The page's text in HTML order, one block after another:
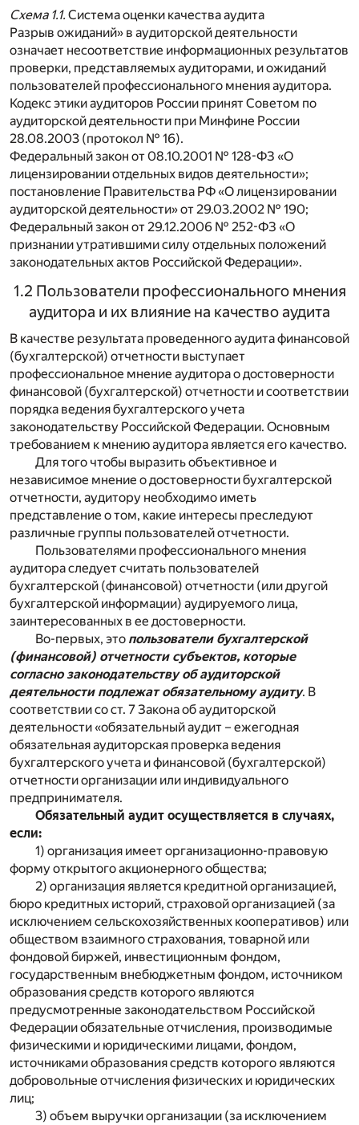
Схема 1.1. Система оценки качества аудита
Разрыв ожиданий» в аудиторской деятельности
означает несоответствие информационных результатов
проверки, представляемых аудиторами, и ожиданий
пользователей профессионального мнения аудитора.
Кодекс этики аудиторов России принят Советом по
аудиторской деятельности при Минфине России
28.08.2003 (протокол № 16).
Федеральный закон от 08.10.2001 № 128-ФЗ «О
лицензировании отдельных видов деятельности»;
постановление Правительства РФ «О лицензировании
аудиторской деятельности» от 29.03.2002 № 190;
Федеральный закон от 29.12.2006 № 252-ФЗ «О
признании утратившими силу отдельных положений
законодательных актов Российской Федерации».
1.2 Пользователи профессионального мнения
аудитора и их влияние на качество аудита
В качестве результата проведенного аудита финансовой
(бухгалтерской) отчетности выступает
профессиональное мнение аудитора о достоверности
финансовой (бухгалтерской) отчетности и соответствии
порядка ведения бухгалтерского учета
законодательству Российской Федерации. Основным
требованием к мнению аудитора является его качество.
Для того чтобы выразить объективное и
независимое мнение о достоверности бухгалтерской
отчетности, аудитору необходимо иметь
представление о том, какие интересы преследуют
различные группы пользователей отчетности.
Пользователями профессионального мнения
аудитора следует считать пользователей
бухгалтерской (финансовой) отчетности (или другой
бухгалтерской информации) аудируемого лица,
заинтересованных в ее достоверности.
Во-первых, это пользователи бухгалтерской
(финансовой) отчетности субъектов, которые
согласно законодательству об аудиторской
деятельности подлежат обязательному аудиту. В
соответствии со ст. 7 Закона об аудиторской
деятельности «обязательный аудит – ежегодная
обязательная аудиторская проверка ведения
бухгалтерского учета и финансовой (бухгалтерской)
отчетности организации или индивидуального
предпринимателя.
Обязательный аудит осуществляется в случаях,
если:
1) организация имеет организационно-правовую
форму открытого акционерного общества;
2) организация является кредитной организацией,
бюро кредитных историй, страховой организацией (за
исключением сельскохозяйственных кооперативов) или
обществом взаимного страхования, товарной или
фондовой биржей, инвестиционным фондом,
государственным внебюджетным фондом, источником
образования средств которого являются
предусмотренные законодательством Российской
Федерации обязательные отчисления, производимые
физическими и юридическими лицами, фондом,
источниками образования средств которого являются
добровольные отчисления физических и юридических
лиц;
3) объем выручки организации (за исключением